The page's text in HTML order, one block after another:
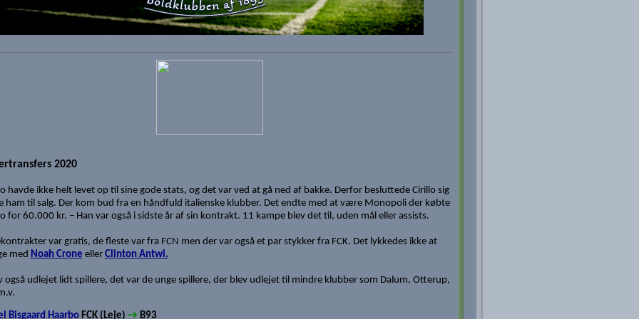
2020
havde ikke helt levet op til sine gode stats, og det var ved at gå ned af bakke. Derfor besluttede Cirillo sig
ham til salg. Der kom bud fra en håndfuld italienske klubber. Det endte med at være Monopoli der købte
for 60.000 kr. – Han var også i sidste år af sin kontrakt. 11 kampe blev det til, uden mål eller assists.
var gratis, de fleste var fra FCN men der var også et par stykker fra FCK. Det lykkedes ikke at
med Noah Crone eller Clinton Antwi.
også udlejet lidt spillere, det var de unge spillere, der blev udlejet til mindre klubber som Dalum, Otterup,
Bisgaard HaarboFCK (Leje) → B93